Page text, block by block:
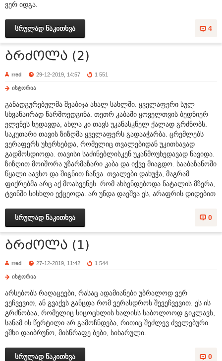
ვერ იდგა.
4
სრულად წაკითხვა
ბრძოლა (2)
rred 29-12-2019, 14:57 1 551
ისტორია
განადგურებულმა შეაბიჯა ახალ სახლში. ყველაფერი სულ
სხვანაირად წარმოედგინა. თეთრ კაბაში ყოველთვის ბედნიერ
ელენეს ხედავდა, ახლა კი თავს უკანასკნელ ქალად გრძნობს.
საკუთარი თავის ზიზღმა ყველაფერს გადააჭარბა. ცრემლებს
ვერაფერს უხერხებდა, რომელიც თვალებიდან უკითხავად
გადმოსდიოდა. თავისი საძინებლისკენ უკანმოუხედავად წავიდა.
ზიზღით მოიშორა უზარმაზარი კაბა და იქვე მიაგდო. სააბაზანოში
წყალი აავსო და შიგნით ჩაწვა. თვალები დახუჭა, მაგრამ
ფიქრებმა არც აქ მოასვენეს. რომ ახსენდებოდა ნატალის მზერა,
ტვინში სისხლი ექცეოდა. არ უნდა დაეშვა ეს, არაფრის დიდებით
0
სრულად წაკითხვა
ბრძოლა (1)
rred 27-12-2019, 11:42 1 544
ისტორია
არსებობს რაღაცეები, რასაც ადამიანები უბრალოდ ვერ
ვეჩვევით, ან გვაქვს განცდა რომ ვერასდროს შევეჩვევით. ეს ის
გრძნობაა, რომელიც სიცოცხლის ხალისს საბოლოოდ გიკლავს,
სანამ ის წერტილი არ გამოჩნდება, რითიც შეძლევ ძველებური
ეშხი დაიბრუნო, მისწრაფე ბები, სიხარული.
0
სრულად წაკითხვა